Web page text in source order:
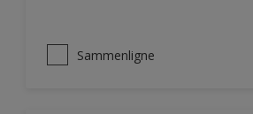
Sammenligne